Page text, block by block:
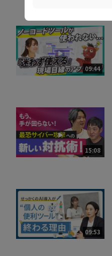
09:44
15:08
09:53